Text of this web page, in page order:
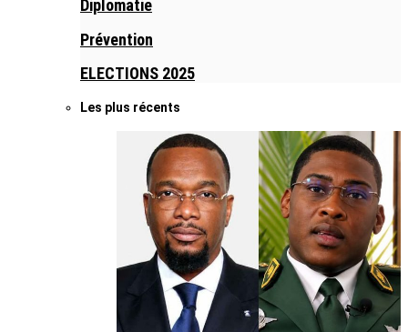
Diplomatie
Prévention
ELECTIONS 2025
Les plus récents